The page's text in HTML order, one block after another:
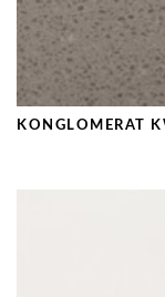
KONGLOMERAT